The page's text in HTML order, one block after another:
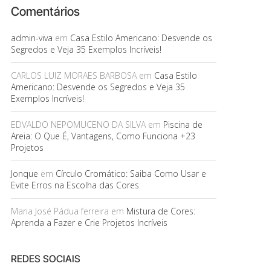
Comentários
admin-viva em Casa Estilo Americano: Desvende os
Segredos e Veja 35 Exemplos Incríveis!
CARLOS LUIZ MORAES BARBOSAem Casa Estilo
Americano: Desvende os Segredos e Veja 35
Exemplos Incríveis!
EDVALDO NEPOMUCENO DA SILVAem Piscina de
Areia: O Que É, Vantagens, Como Funciona +23
Projetos
Jonque em Círculo Cromático: Saiba Como Usar e
Evite Erros na Escolha das Cores
Maria José Pádua ferreira em Mistura de Cores:
Aprenda a Fazer e Crie Projetos Incríveis
REDES SOCIAIS